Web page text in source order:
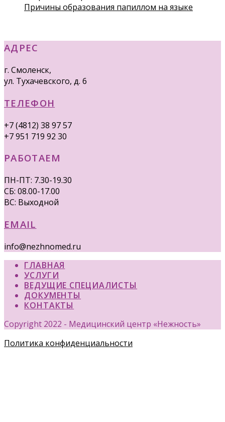
Причины образования папиллом на языке
АДРЕС
г. Смоленск,
ул. Тухачевского, д. 6
ТЕЛЕФОН
+7 (4812) 38 97 57
+7 951 719 92 30
РАБОТАЕМ
ПН-ПТ: 7.30-19.30
СБ: 08.00-17.00
ВС: Выходной
EMAIL
info@nezhnomed.ru
ГЛАВНАЯ
УСЛУГИ
ВЕДУЩИЕ СПЕЦИАЛИСТЫ
ДОКУМЕНТЫ
КОНТАКТЫ
Copyright 2022 - Медицинский центр «Нежность»
Политика конфиденциальности